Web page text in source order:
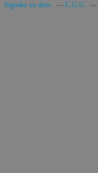
Signaler un abus C.G.U.